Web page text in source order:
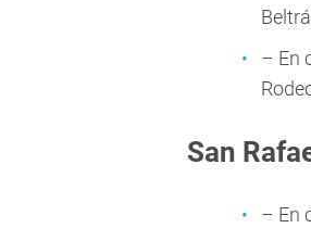
– En
San
– En